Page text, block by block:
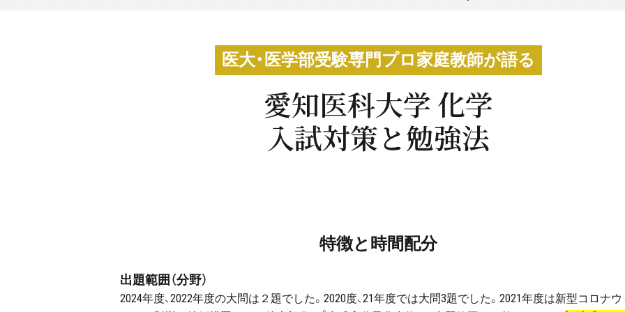
医大・医学部受験専門プロ家庭教師が語る
愛知医科大学 化学
入試対策と勉強法
特徴と時間配分
出題範囲（分野）
2024年度、2022年度の大問は２題でした。2020度、21年度では大問3題でした。2021年度は新型コロナ